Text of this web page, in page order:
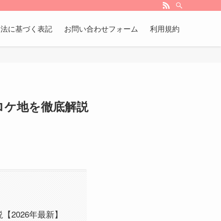
に基づく表記 お問い合わせフォーム 利用規約
地を徹底解説
2026年最新】